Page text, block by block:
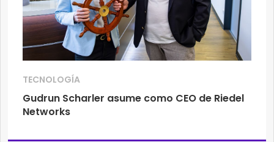
TECNOLOGÍA
Gudrun Scharler asume como CEO de Riedel
Networks